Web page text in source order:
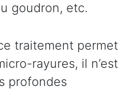
goudron, etc.
traitement permet
rayures, il n’est
profondes